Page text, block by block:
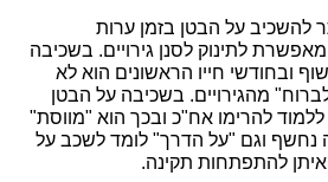
להשכיב על הבטן בזמן ערות
לתינוק לסנן גירויים. בשכיבה
ובחודשי חייו הראשונים הוא לא
מהגירויים. בשכיבה על הבטן
להרימו אח"כ ובכך הוא "מווסת"
נחשף וגם "על הדרך" לומד לשכב על
להתפתחות תקינה.